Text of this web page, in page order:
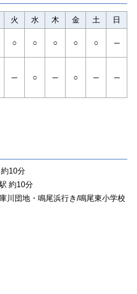
火 水 木 金 土 日
○ ○ ○ ○ ○ ─
─ ○ ─ ○ ─ ─
10分
約10分
川団地・鳴尾浜行き/鳴尾東小学校